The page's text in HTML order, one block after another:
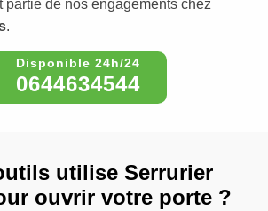
partie de nos engagements chez
.
0644634544
utilise Serrurier
ouvrir votre porte ?